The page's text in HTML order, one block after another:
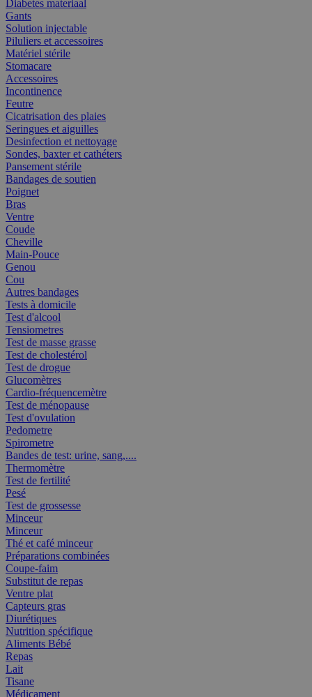
Diabetes materiaal
Gants
Solution injectable
Piluliers et accessoires
Matériel stérile
Stomacare
Accessoires
Incontinence
Feutre
Cicatrisation des plaies
Seringues et aiguilles
Desinfection et nettoyage
Sondes, baxter et cathéters
Pansement stérile
Bandages de soutien
Poignet
Bras
Ventre
Coude
Cheville
Main-Pouce
Genou
Cou
Autres bandages
Tests à domicile
Test d'alcool
Tensiometres
Test de masse grasse
Test de cholestérol
Test de drogue
Glucomètres
Cardio-fréquencemètre
Test de ménopause
Test d'ovulation
Pedometre
Spirometre
Bandes de test: urine, sang,....
Thermomètre
Test de fertilité
Pesé
Test de grossesse
Minceur
Minceur
Thé et café minceur
Préparations combinées
Coupe-faim
Substitut de repas
Ventre plat
Capteurs gras
Diurétiques
Nutrition spécifique
Aliments Bébé
Repas
Lait
Tisane
Médicament